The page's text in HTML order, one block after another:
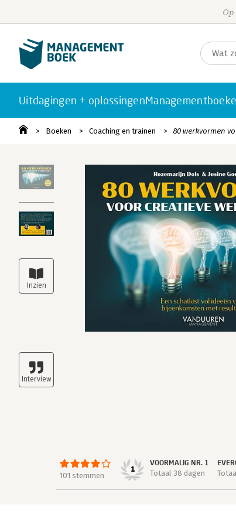
Uitdagingen + oplossingen
Boeken Coaching en trainen 80 werkvormen
101 stemmen
1
VOORMALIG NR. 1
Totaal 38 dagen